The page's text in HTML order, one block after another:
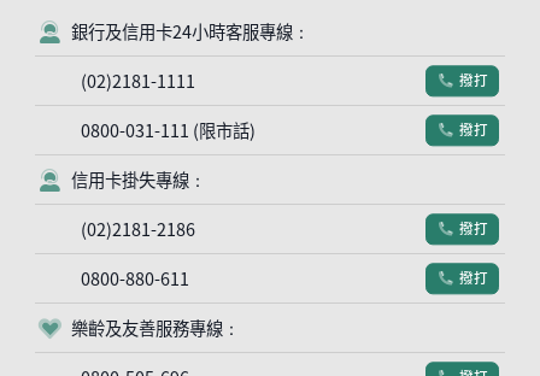
客服符號
銀行及信用卡24小時客服專線：
(02)2181-1111
電話符號
撥打
0800-031-111 (限市話) 電話符號
撥打
客服符號
信用卡掛失專線：
(02)2181-2186
電話符號
撥打
0800-880-611 電話符號
撥打
客服符號
樂齡及友善服務專線：